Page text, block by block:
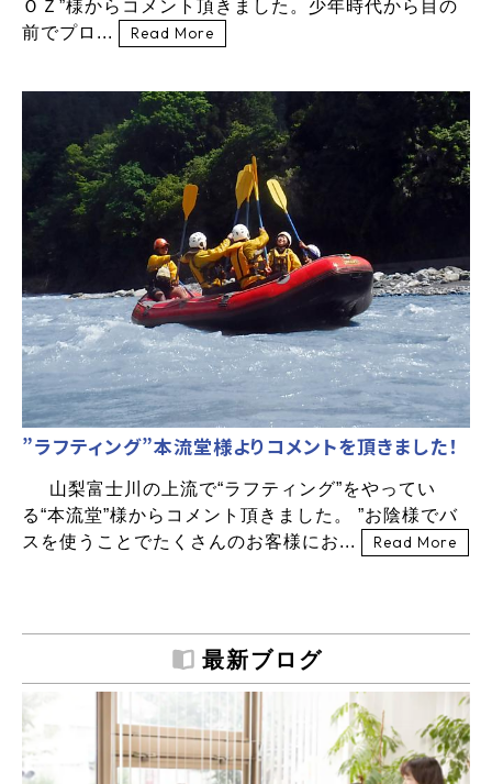
ＯＺ”様からコメント頂きました。少年時代から目の
前でプロ...
Read More
”ラフティング”本流堂様よりコメントを頂きました！
山梨富士川の上流で“ラフティング”をやってい
る“本流堂”様からコメント頂きました。 ”お陰様でバ
スを使うことでたくさんのお客様にお...
Read More
最新ブログ